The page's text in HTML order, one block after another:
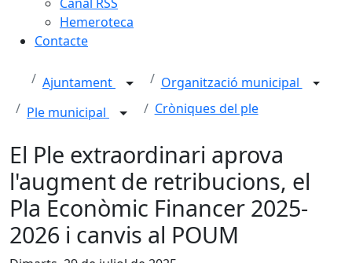
Hemeroteca
Contacte
Ajuntament
Organització municipal
Ple municipal
Cròniques del ple
El Ple extraordinari aprova
l'augment de retribucions, el
Pla Econòmic Financer 2025-
2026 i canvis al POUM